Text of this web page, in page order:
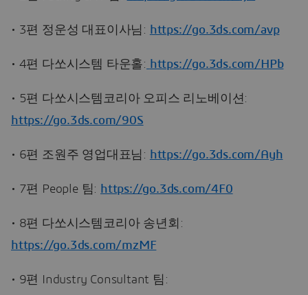
• 3편 정운성 대표이사님: https://go.3ds.com/avp
• 4편 다쏘시스템 타운홀: https://go.3ds.com/HPb
• 5편 다쏘시스템코리아 오피스 리노베이션:
https://go.3ds.com/90S
• 6편 조원주 영업대표님: https://go.3ds.com/Ayh
• 7편 People 팀: https://go.3ds.com/4F0
• 8편 다쏘시스템코리아 송년회:
https://go.3ds.com/mzMF
• 9편 Industry Consultant 팀: